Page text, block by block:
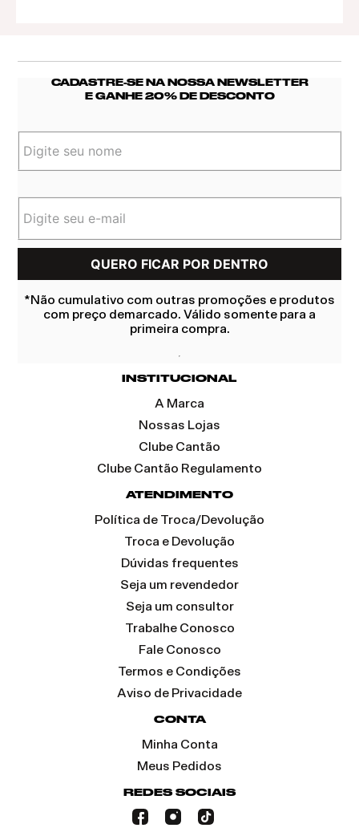
CADASTRE-SE NA NOSSA NEWSLETTER
E GANHE 20% DE DESCONTO
*Não cumulativo com outras promoções e produtos
com preço demarcado. Válido somente para a
primeira compra.
INSTITUCIONAL
A Marca
Nossas Lojas
Clube Cantão
Clube Cantão Regulamento
ATENDIMENTO
Política de Troca/Devolução
Troca e Devolução
Dúvidas frequentes
Seja um revendedor
Seja um consultor
Trabalhe Conosco
Fale Conosco
Termos e Condições
Aviso de Privacidade
CONTA
Minha Conta
Meus Pedidos
REDES SOCIAIS